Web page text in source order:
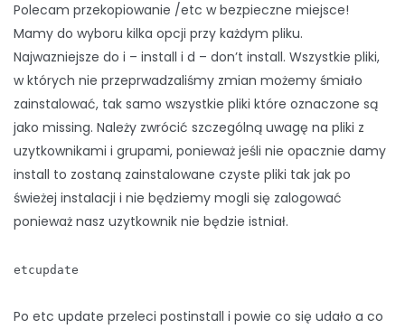
Polecam przekopiowanie /etc w bezpieczne miejsce!
Mamy do wyboru kilka opcji przy każdym pliku.
Najwazniejsze do i – install i d – don’t install. Wszystkie pliki,
w których nie przeprwadzaliśmy zmian możemy śmiało
zainstalować, tak samo wszystkie pliki które oznaczone są
jako missing. Należy zwrócić szczególną uwagę na pliki z
uzytkownikami i grupami, ponieważ jeśli nie opacznie damy
install to zostaną zainstalowane czyste pliki tak jak po
świeżej instalacji i nie będziemy mogli się zalogować
ponieważ nasz uzytkownik nie będzie istniał.
etcupdate
Po etc update przeleci postinstall i powie co się udało a co